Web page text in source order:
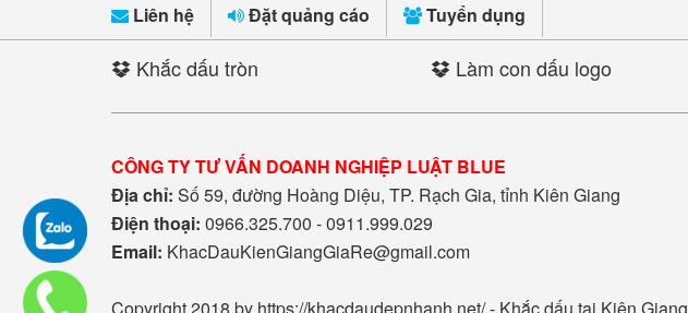
Liên hệ Đặt quảng cáo Tuyển dụng
Khắc dấu tròn Làm con dấu logo
CÔNG TY TƯ VẤN DOANH NGHIỆP LUẬT BLUE
Địa chỉ: Số 59, đường Hoàng Diệu, TP. Rạch Gia, tỉnh Kiên Giang
Điện thoại: 0966.325.700 - 0911.999.029
Email: KhacDauKienGiangGiaRe@gmail.com
Copyright 2018 by https://khacdaudepnhanh.net/ - Khắc dấu tại Kiên Giang